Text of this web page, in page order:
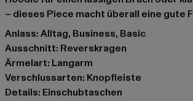
– dieses Piece macht überall eine gute
Anlass: Alltag, Business, Basic
Ausschnitt: Reverskragen
Ärmelart: Langarm
Verschlussarten: Knopfleiste
Details: Einschubtaschen